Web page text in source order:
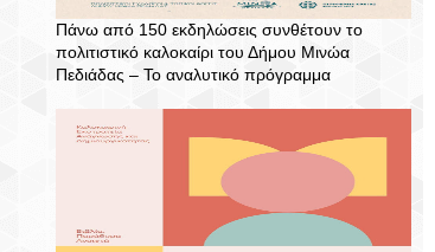
Πάνω από 150 εκδηλώσεις συνθέτουν το
πολιτιστικό καλοκαίρι του Δήμου Μινώα
Πεδιάδας – To αναλυτικό πρόγραμμα